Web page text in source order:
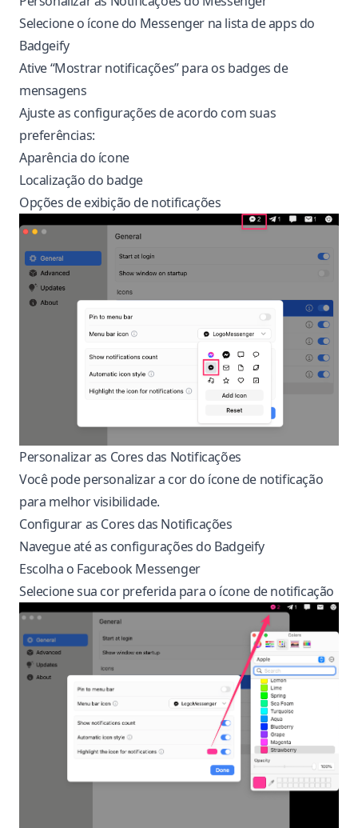
Selecione o ícone do Messenger na lista de apps do
Badgeify
Ative “Mostrar notificações” para os badges de
mensagens
Ajuste as configurações de acordo com suas
preferências:
Aparência do ícone
Localização do badge
Opções de exibição de notificações
Personalizar as Cores das Notificações
Você pode personalizar a cor do ícone de notificação
para melhor visibilidade.
Configurar as Cores das Notificações
Navegue até as configurações do Badgeify
Escolha o Facebook Messenger
Selecione sua cor preferida para o ícone de notificação